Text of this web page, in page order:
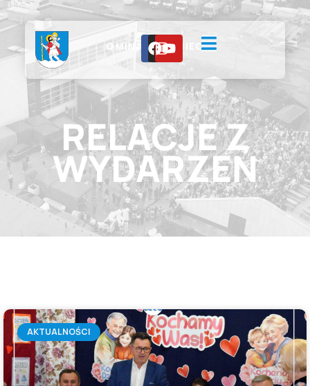
GMINA CHEŁMIEC
RELACJE Z
WYDARZEŃ
AKTUALNOŚCI